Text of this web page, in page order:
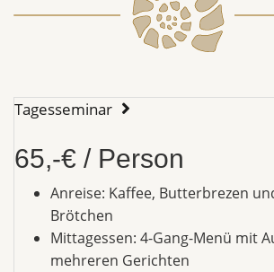
Tagesseminar
65,-€ / Person
Anreise: Kaffee, Butterbrezen
Brötchen
Mittagessen: 4-Gang-Menü mit
mehreren Gerichten